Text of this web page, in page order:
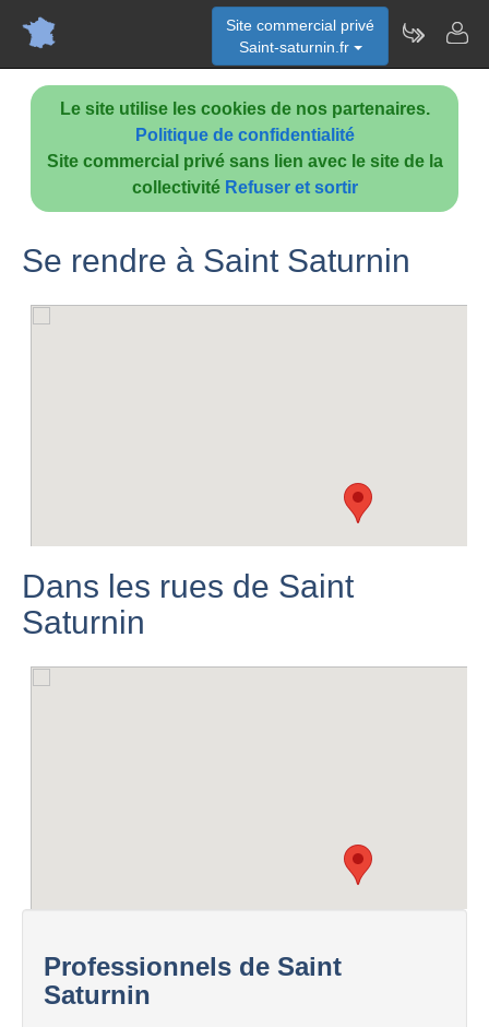
Le site utilise les cookies de nos partenaires.
Politique de confidentialité
Site commercial privé sans lien avec le site de la
collectivité Refuser et sortir
Site commercial privé
Saint-saturnin.fr
Se rendre à Saint Saturnin
Dans les rues de Saint
Saturnin
Professionnels de Saint
Saturnin